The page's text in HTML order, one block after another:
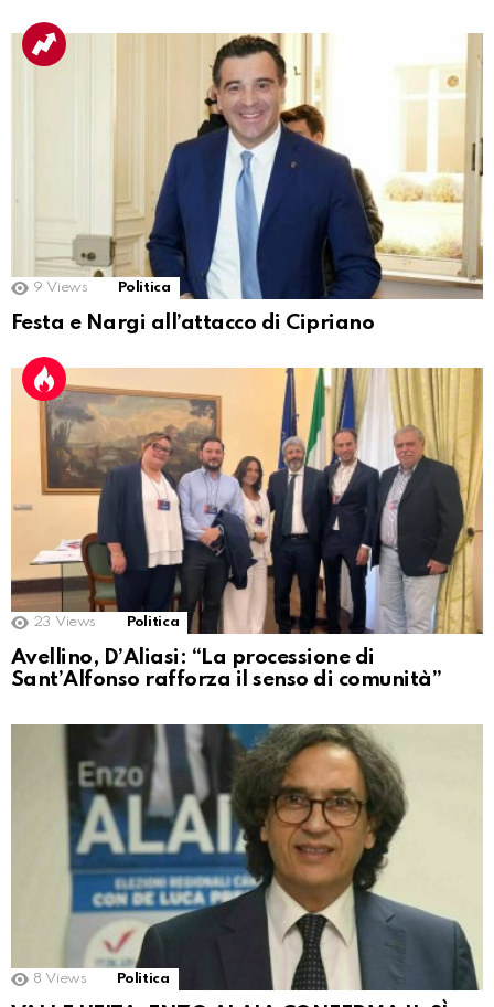
9 Views Politica
Festa e Nargi all’attacco di Cipriano
23 Views Politica
Avellino, D’Aliasi: “La processione di
Sant’Alfonso rafforza il senso di comunità”
8 Views Politica